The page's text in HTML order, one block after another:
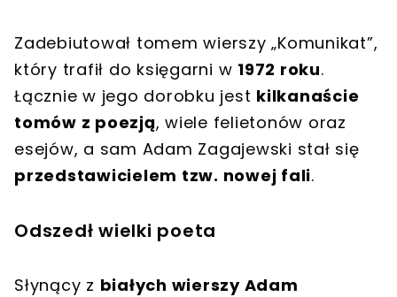
Zadebiutował tomem wierszy „Komunikat”,
który trafił do księgarni w 1972 roku.
Łącznie w jego dorobku jest kilkanaście
tomów z poezją, wiele felietonów oraz
esejów, a sam Adam Zagajewski stał się
przedstawicielem tzw. nowej fali.
Odszedł wielki poeta
Słynący z białych wierszy Adam